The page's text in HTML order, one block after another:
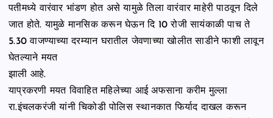
पतीमध्ये वारंवार भांडण होत असे यामुळे तिला वारंवार माहेरी पाठवून दिले
जात होते. यामुळे मानसिक करून घेऊन दि 10 रोजी सायंकाळी पाच ते
5.30 वाजण्याच्या दरम्यान घरातील जेवणाच्या खोलीत साडीने फाशी लावून
घेतल्याने मयत
झाली आहे.
याप्रकरणी मयत विवाहित महिलेच्या आई अफसाना करीम मुल्ला
रा.इंचलकरंजी यांनी चिकोडी पोलिस स्थानकात फिर्याद दाखल करून